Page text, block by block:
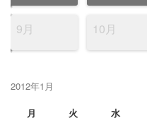
9月 10月
2012年1月
月
火 水